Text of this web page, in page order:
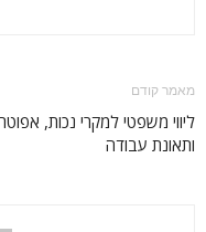
מאמר קודם
ליווי משפטי למקרי נכות,
ותאונת עבודה